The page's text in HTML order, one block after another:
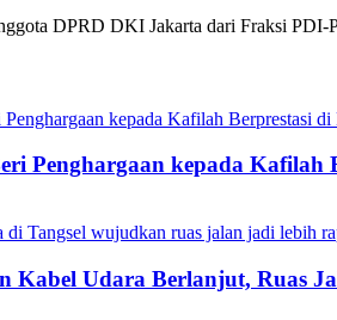
DPRD DKI Jakarta dari Fraksi PDI-
Penghargaan kepada Kafilah
Kabel Udara Berlanjut, Ruas